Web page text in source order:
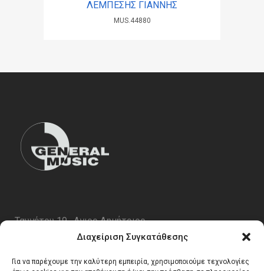
Διαχείριση Συγκατάθεσης
Για να παρέχουμε την καλύτερη εμπειρία, χρησιμοποιούμε τεχνολογίες
ΛΕΜΠΕΣΗΣ ΓΙΑΝΝΗΣ
MUS.44880
Ταυγέτου 19 , Αγιος Δημήτριος
email:info@generalmusic.gr